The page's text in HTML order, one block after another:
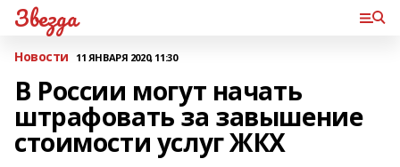
Звезда
Новости 11 ЯНВАРЯ 2020, 11:30
В России могут начать
штрафовать за завышение
стоимости услуг ЖКХ